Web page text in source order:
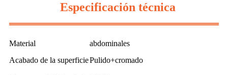
Especificación técnica
Material
abdominales
Acabado de la superficiePulido+cromado